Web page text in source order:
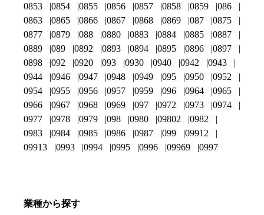
0853
0854 0855 0856 0857 0858 0859
086
0863
0865 0866 0867 0868 0869 087
0875
0877
0879 088 0880 0883 0884 0885
0887
0889
089 0892 0893 0894 0895 0896
0897
0898
092 0920 093 0930 0940 0942
0943
0944
0946 0947 0948 0949 095 0950
0952
0954
0955 0956 0957 0959 096 0964
0965
0966
0967 0968 0969 097 0972 0973
0974
0977
0978 0979 098 0980 09802
0982
0983
0984 0985 0986 0987 099
09912
09913
0993 0994 0995 0996 09969 0997
業種から探す